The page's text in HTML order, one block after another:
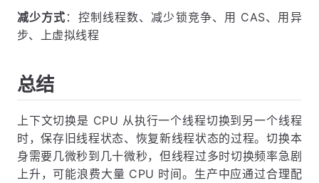
减少方式 ：控制线程数、减少锁竞争、用 CAS、用异
步、上虚拟线程
总结
上下文切换是 CPU 从执行一个线程切换到另一个线程
时，保存旧线程状态、恢复新线程状态的过程。切换本
身需要几微秒到几十微秒，但线程过多时切换频率急剧
上升，可能浪费大量 CPU 时间。生产中应通过合理配